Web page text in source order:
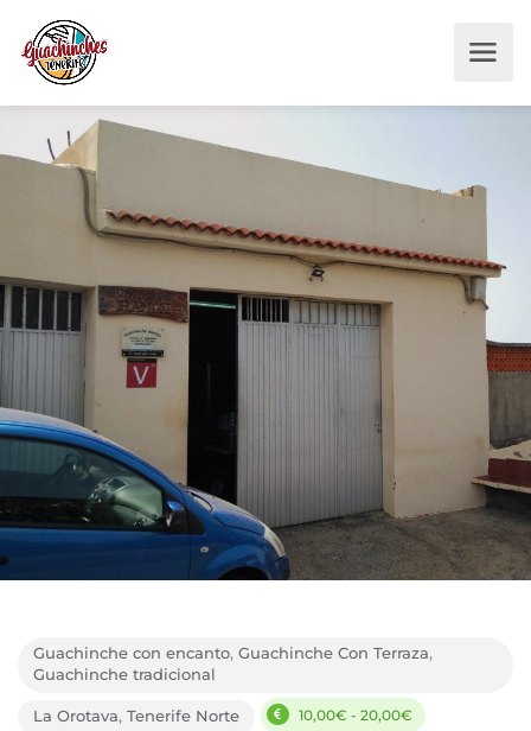
Guachinche con encanto Guachinche Con Terraza